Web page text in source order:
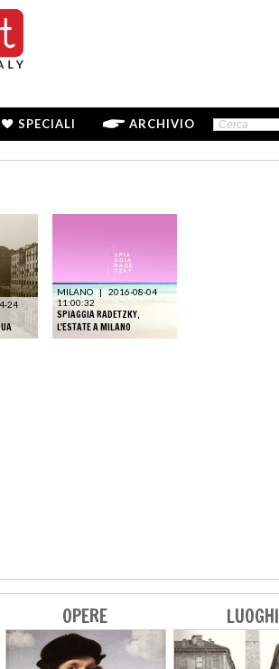
SPECIALI ARCHIVIO
24
MILANO | 2016-08-04
11:00:32
SPIAGGIA RADETZKY,
L'ESTATE A MILANO
OPERE LUOGHI